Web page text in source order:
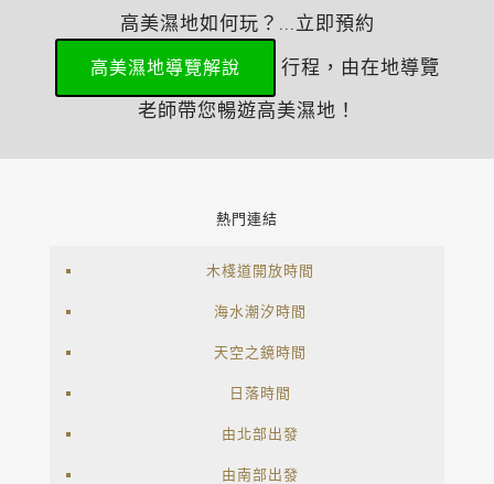
高美濕地如何玩？...立即預約
高美濕地導覽解說
行程，由在地導覽
老師帶您暢遊高美濕地！
熱門連結
木棧道開放時間
海水潮汐時間
天空之鏡時間
日落時間
由北部出發
由南部出發